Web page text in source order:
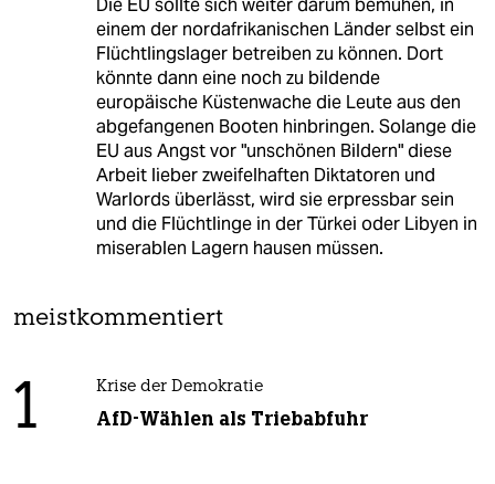
Die EU sollte sich weiter darum bemühen, in
einem der nordafrikanischen Länder selbst ein
Flüchtlingslager betreiben zu können. Dort
könnte dann eine noch zu bildende
europäische Küstenwache die Leute aus den
abgefangenen Booten hinbringen. Solange die
EU aus Angst vor "unschönen Bildern" diese
Arbeit lieber zweifelhaften Diktatoren und
Warlords überlässt, wird sie erpressbar sein
und die Flüchtlinge in der Türkei oder Libyen in
miserablen Lagern hausen müssen.
meistkommentiert
1 Krise der Demokratie
AfD-Wählen als Triebabfuhr